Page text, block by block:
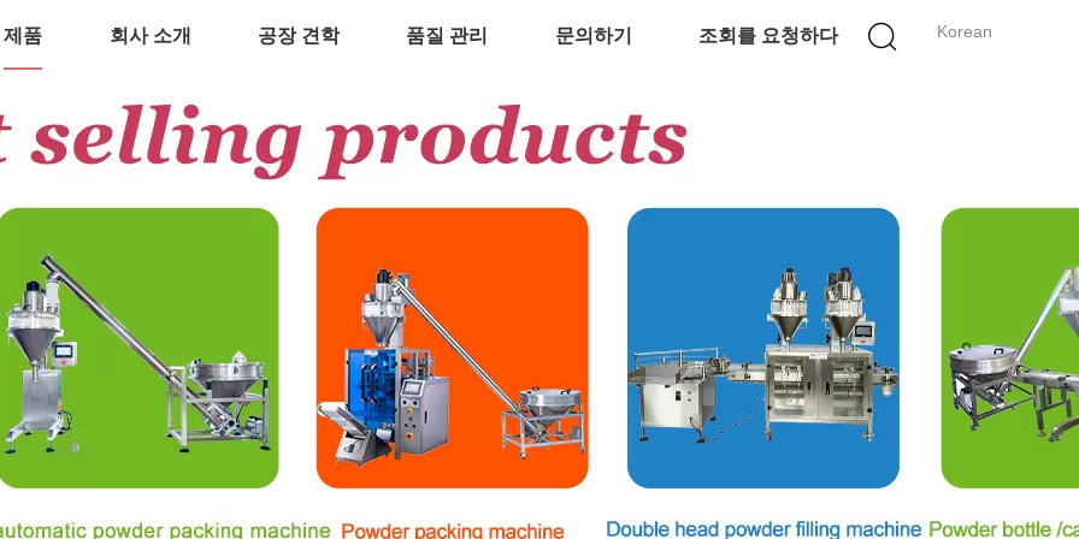
Korean
제품 회사 소개 공장 견학 품질 관리 문의하기 조회를 요청하다